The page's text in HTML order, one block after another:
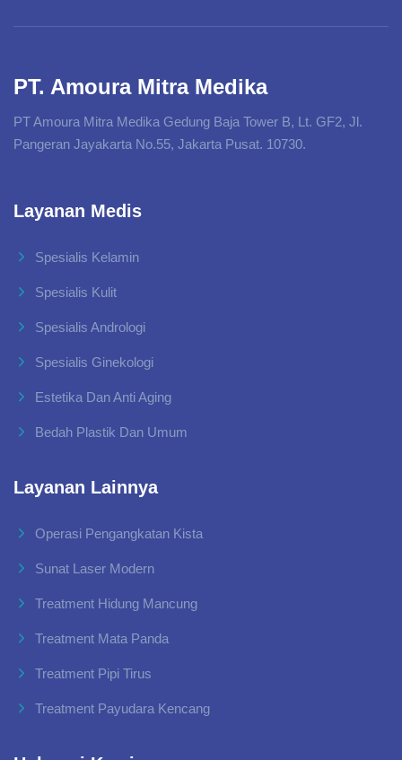
PT. Amoura Mitra Medika
PT Amoura Mitra Medika Gedung Baja Tower B, Lt. GF2, Jl.
Pangeran Jayakarta No.55, Jakarta Pusat. 10730.
Layanan Medis
Spesialis Kelamin
Spesialis Kulit
Spesialis Andrologi
Spesialis Ginekologi
Estetika Dan Anti Aging
Bedah Plastik Dan Umum
Layanan Lainnya
Operasi Pengangkatan Kista
Sunat Laser Modern
Treatment Hidung Mancung
Treatment Mata Panda
Treatment Pipi Tirus
Treatment Payudara Kencang